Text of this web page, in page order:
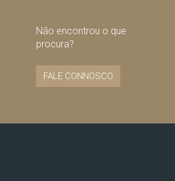
Não encontrou o que
procura?
FALE CONNOSCO